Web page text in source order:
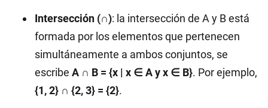
Intersección (∩): la intersección de A y B está
formada por los elementos que pertenecen
simultáneamente a ambos conjuntos, se
escribe A ∩ B = {x | x ∈ A y x ∈ B}. Por ejemplo,
{1, 2} ∩ {2, 3} = {2}.